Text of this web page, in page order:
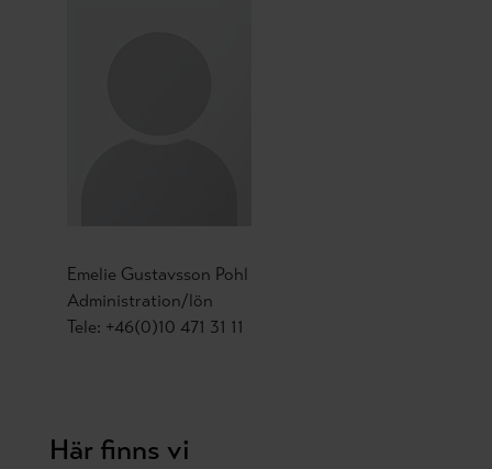
Emelie Gustavsson Pohl
Administration/lön
Tele: +46(0)10 471 31 11
Här finns vi